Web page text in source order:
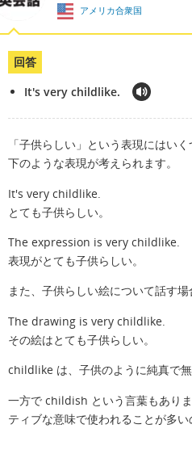
アメリカ合衆国
回答
It's very childlike.
「子供らしい」という表現にはい
下のような表現が考えられます。
It's very childlike.
とても子供らしい。
The expression is very childlike.
表現がとても子供らしい。
また、子供らしい絵について話す場
The drawing is very childlike.
その絵はとても子供らしい。
childlike は、子供のように純真で
一方で childish という言葉もあり
ティブな意味で使われることが多い